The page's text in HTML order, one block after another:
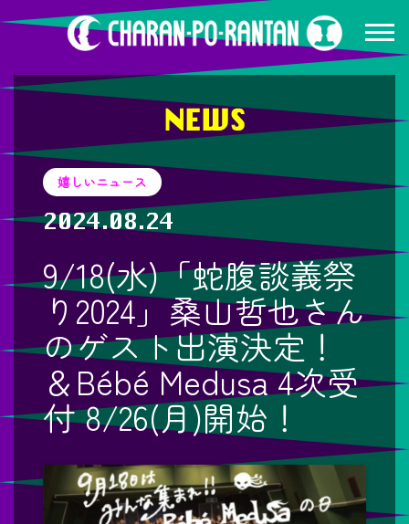
NEWS
嬉しいニュース
2024.08.24
9/18(水)「蛇腹談義祭
り2024」桑山哲也さん
のゲスト出演決定！
＆Bébé Medusa 4次受
付 8/26(月)開始！